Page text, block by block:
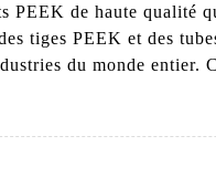
de haute qualité
tiges PEEK et des
du monde entier.